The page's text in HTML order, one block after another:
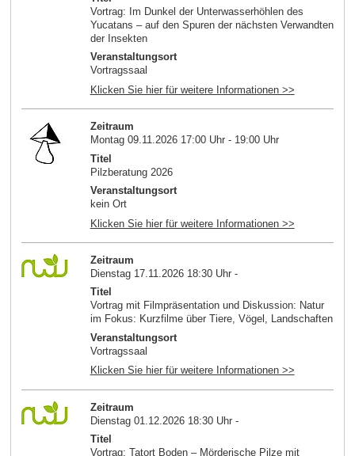
Vortrag: Im Dunkel der Unterwasserhöhlen des
Yucatans – auf den Spuren der nächsten Verwandten
der Insekten
Veranstaltungsort
Vortragssaal
Klicken Sie hier für weitere Informationen >>
Zeitraum
Montag 09.11.2026 17:00 Uhr - 19:00 Uhr
Titel
Pilzberatung 2026
Veranstaltungsort
kein Ort
Klicken Sie hier für weitere Informationen >>
Zeitraum
Dienstag 17.11.2026 18:30 Uhr -
Titel
Vortrag mit Filmpräsentation und Diskussion: Natur
im Fokus: Kurzfilme über Tiere, Vögel, Landschaften
Veranstaltungsort
Vortragssaal
Klicken Sie hier für weitere Informationen >>
Zeitraum
Dienstag 01.12.2026 18:30 Uhr -
Titel
Vortrag: Tatort Boden – Mörderische Pilze mit